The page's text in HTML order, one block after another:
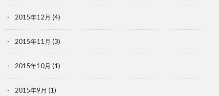
2015年12月 (4)
2015年11月 (3)
2015年10月 (1)
2015年9月 (1)